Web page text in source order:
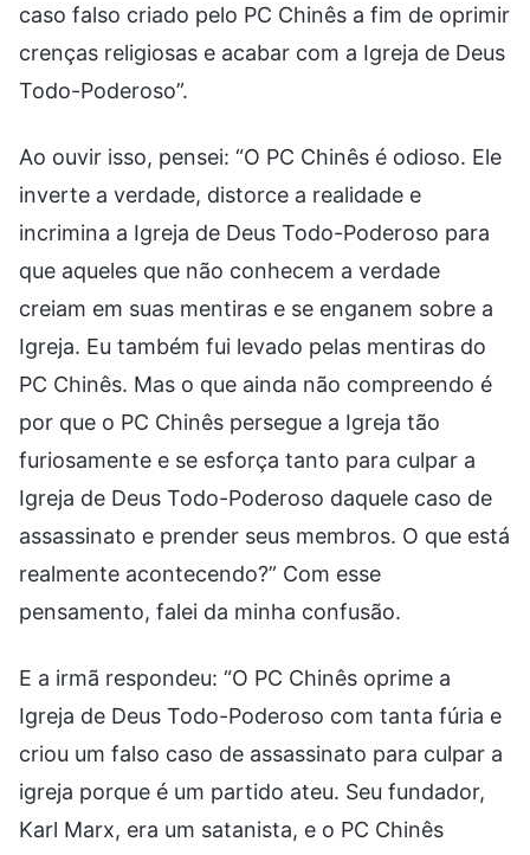
caso falso criado pelo PC Chinês a fim de oprimir
crenças religiosas e acabar com a Igreja de Deus
Todo-Poderoso”.
Ao ouvir isso, pensei: “O PC Chinês é odioso. Ele
inverte a verdade, distorce a realidade e
incrimina a Igreja de Deus Todo-Poderoso para
que aqueles que não conhecem a verdade
creiam em suas mentiras e se enganem sobre a
Igreja. Eu também fui levado pelas mentiras do
PC Chinês. Mas o que ainda não compreendo é
por que o PC Chinês persegue a Igreja tão
furiosamente e se esforça tanto para culpar a
Igreja de Deus Todo-Poderoso daquele caso de
assassinato e prender seus membros. O que está
realmente acontecendo?” Com esse
pensamento, falei da minha confusão.
E a irmã respondeu: “O PC Chinês oprime a
Igreja de Deus Todo-Poderoso com tanta fúria e
criou um falso caso de assassinato para culpar a
igreja porque é um partido ateu. Seu fundador,
Karl Marx, era um satanista, e o PC Chinês